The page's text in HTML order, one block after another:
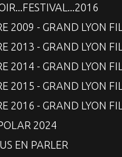
2009 - GRAND LYON
2013 - GRAND LYON
2014 - GRAND LYON
2015 - GRAND LYON
2016 - GRAND LYON
2024
EN PARLER